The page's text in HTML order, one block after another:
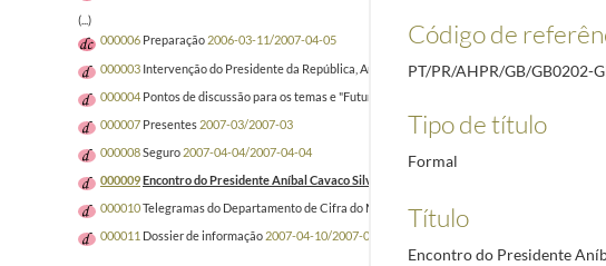
(...)
000006 Preparação 2006-03-11/2007-04-05
000003 Intervenção do Presidente da República, Aníbal Cavaco Silva, na 1.ª sessão da
000004 Pontos de discussão para os temas e "Futuro da Europa e" "Viver na Europa e no Mundo"
000007 Presentes 2007-03/2007-03
000008Seguro 2007-04-04/2007-04-04
000009Encontro do Presidente Aníbal Cavaco Silva com o Presidente da República Italiana,
000010Telegramas do Departamento de Cifra do Ministério dos Negócios Estrangeiros
000011 Dossier de informação 2007-04-10/2007-04-11
Código de
PT/PR/AHPR/GB/GB0202-
Tipo de título
Formal
Título
Encontro do Presidente